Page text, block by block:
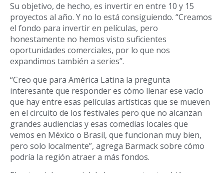
Su objetivo, de hecho, es invertir en entre 10 y 15
proyectos al año. Y no lo está consiguiendo. “Creamos
el fondo para invertir en películas, pero
honestamente no hemos visto suficientes
oportunidades comerciales, por lo que nos
expandimos también a series”.
“Creo que para América Latina la pregunta
interesante que responder es cómo llenar ese vacío
que hay entre esas películas artísticas que se mueven
en el circuito de los festivales pero que no alcanzan
grandes audiencias y esas comedias locales que
vemos en México o Brasil, que funcionan muy bien,
pero solo localmente”, agrega Barmack sobre cómo
podría la región atraer a más fondos.